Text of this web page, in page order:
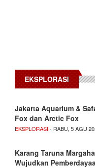
EKSPLORASI
Jakarta Aquarium &
Fox dan Arctic Fox
EKSPLORASI- RABU, 5 AGU
Karang Taruna
Wujudkan